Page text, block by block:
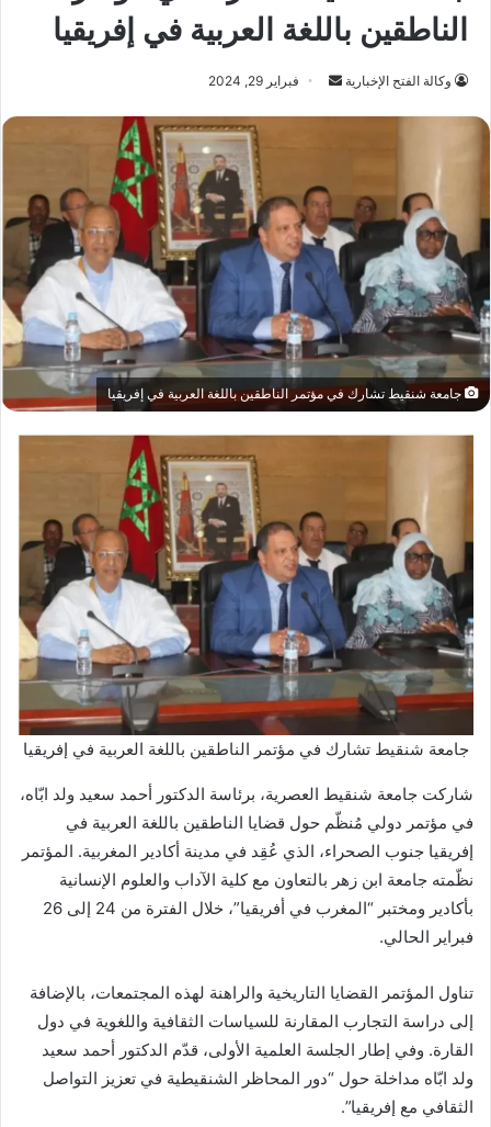
الناطقين باللغة العربية في إفريقيا
وكالة الفتح الإخبارية
أرسل فبراير 29, 2024
جامعة شنقيط تشارك في مؤتمر الناطقين باللغة العربية في إفريقيا
جامعة شنقيط تشارك في مؤتمر الناطقين باللغة العربية في إفريقيا
شاركت جامعة شنقيط العصرية، برئاسة الدكتور أحمد سعيد ولد ابّاه،
في مؤتمر دولي مُنظّم حول قضايا الناطقين باللغة العربية في
إفريقيا جنوب الصحراء، الذي عُقِد في مدينة أكادير المغربية. المؤتمر
نظّمته جامعة ابن زهر بالتعاون مع كلية الآداب والعلوم الإنسانية
بأكادير ومختبر “المغرب في أفريقيا”، خلال الفترة من 24 إلى 26
فبراير الحالي.
تناول المؤتمر القضايا التاريخية والراهنة لهذه المجتمعات، بالإضافة
إلى دراسة التجارب المقارنة للسياسات الثقافية واللغوية في دول
القارة. وفي إطار الجلسة العلمية الأولى، قدّم الدكتور أحمد سعيد
ولد ابّاه مداخلة حول “دور المحاظر الشنقيطية في تعزيز التواصل
الثقافي مع إفريقيا”.